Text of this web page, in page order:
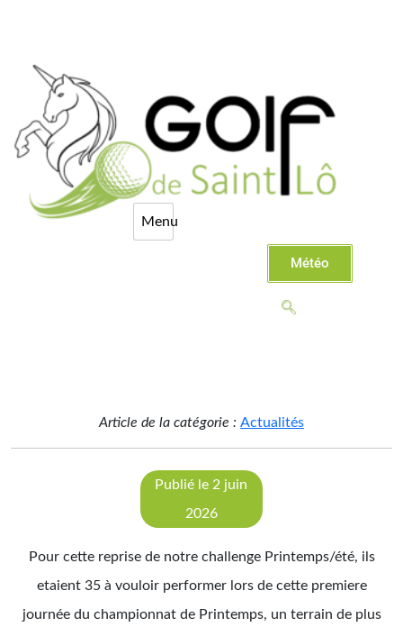
Météo
Article de la catégorie : Actualités
Publié le 2 juin
2026
Pour cette reprise de notre challenge Printemps/été, ils
etaient 35 à vouloir performer lors de cette premiere
journée du championnat de Printemps, un terrain de plus